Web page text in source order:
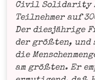
Civil Soli­da­ri­ty
Teil­neh­mer auf
Der dies­jäh­ri­ge
der größ­ten, und
die
am größ­ten. Er